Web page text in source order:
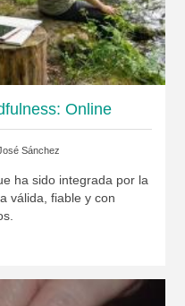
Online
Sánchez
ha sido integrada por la
válida, fiable y con